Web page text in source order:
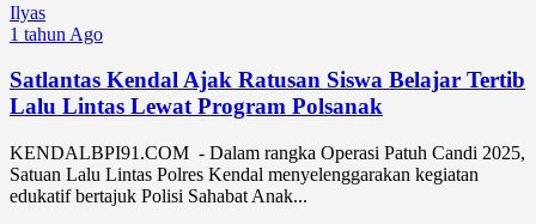
Ilyas
1 tahun Ago
Satlantas Kendal Ajak Ratusan Siswa Belajar Tertib
Lalu Lintas Lewat Program Polsanak
KENDALBPI91.COM - Dalam rangka Operasi Patuh Candi 2025,
Satuan Lalu Lintas Polres Kendal menyelenggarakan kegiatan
edukatif bertajuk Polisi Sahabat Anak...